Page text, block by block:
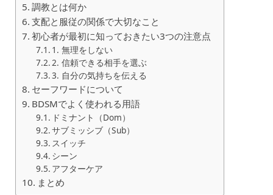
調教とは何か
支配と服従の関係で大切なこと
初心者が最初に知っておきたい3つの注意点
1. 無理をしない
2. 信頼できる相手を選ぶ
3. 自分の気持ちを伝える
セーフワードについて
BDSMでよく使われる用語
ドミナント（Dom）
サブミッシブ（Sub）
スイッチ
シーン
アフターケア
まとめ